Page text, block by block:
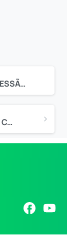
CONVOCAÇÃO PARA A 18ª SESSÃO EXTRAORDINÁRIA
CANDIDATOS DESISTENTES DO CONCURSO PÚBLICO Nº 001/2015